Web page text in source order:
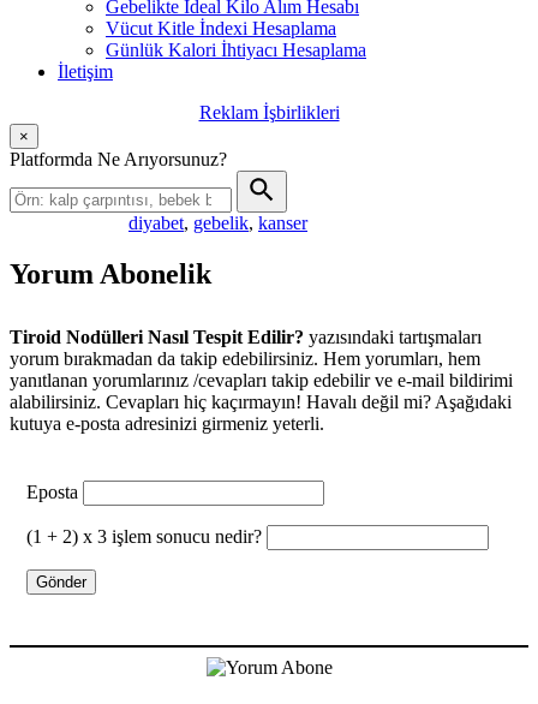
Gebelikte İdeal Kilo Alım Hesabı
Vücut Kitle İndexi Hesaplama
Günlük Kalori İhtiyacı Hesaplama
İletişim
Reklam İşbirlikleri
×
Platformda Ne Arıyorsunuz?
diyabet, gebelik, kanser
Yorum Abonelik
Tiroid Nodülleri Nasıl Tespit Edilir? yazısındaki tartışmaları
yorum bırakmadan da takip edebilirsiniz. Hem yorumları, hem
yanıtlanan yorumlarınız /cevapları takip edebilir ve e-mail bildirimi
alabilirsiniz. Cevapları hiç kaçırmayın! Havalı değil mi? Aşağıdaki
kutuya e-posta adresinizi girmeniz yeterli.
Eposta
(1 + 2) x 3 işlem sonucu nedir?